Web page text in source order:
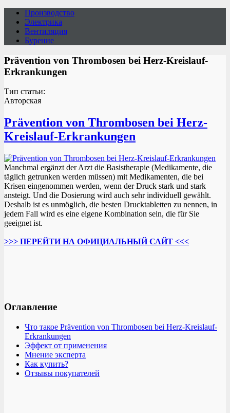
Производство
Электрика
Вентиляция
Бурение
Prävention von Thrombosen bei Herz-Kreislauf-
Erkrankungen
Тип статьи:
Авторская
Prävention von Thrombosen bei Herz-
Kreislauf-Erkrankungen
Manchmal ergänzt der Arzt die Basistherapie (Medikamente, die
täglich getrunken werden müssen) mit Medikamenten, die bei
Krisen eingenommen werden, wenn der Druck stark und stark
ansteigt. Und die Dosierung wird auch sehr individuell gewählt.
Deshalb ist es unmöglich, die besten Drucktabletten zu nennen, in
jedem Fall wird es eine eigene Kombination sein, die für Sie
geeignet ist.
>>> ПЕРЕЙТИ НА ОФИЦИАЛЬНЫЙ САЙТ <<<
Оглавление
Что такое Prävention von Thrombosen bei Herz-Kreislauf-
Erkrankungen
Эффект от применения
Мнение эксперта
Как купить?
Отзывы покупателей